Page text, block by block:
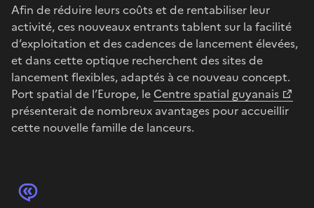
Afin de réduire leurs coûts et de rentabiliser leur
activité, ces nouveaux entrants tablent sur la facilité
d’exploitation et des cadences de lancement élevées,
et dans cette optique recherchent des sites de
lancement flexibles, adaptés à ce nouveau concept.
Port spatial de l’Europe, le Centre spatial guyanais
présenterait de nombreux avantages pour accueillir
cette nouvelle famille de lanceurs.